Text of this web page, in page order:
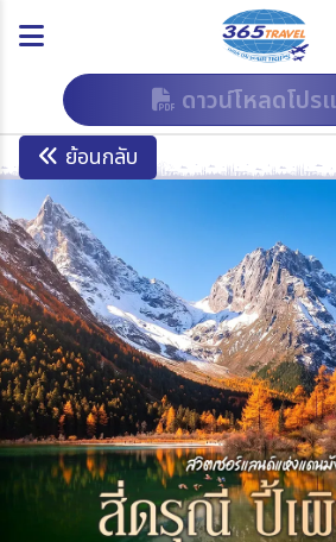
ดาวน์โหลดโปร
ย้อนกลับ